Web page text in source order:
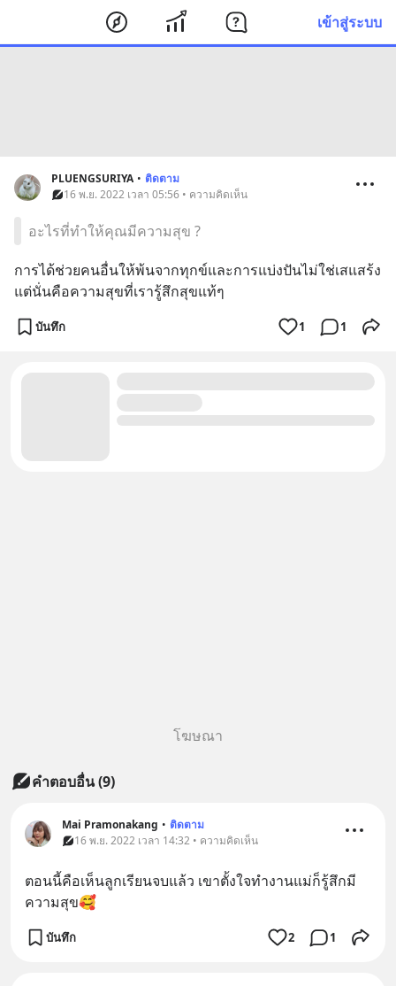
เข้าสู่ระบบ
PLUENGSURIYA • ติดตาม
16 พ.ย. 2022 เวลา 05:56 • ความคิดเห็น
อะไรที่ทำให้คุณมีความสุข ?
การได้ช่วยคนอื่นให้พ้นจากทุกข์และการแบ่งปันไม่ใช่เสแสร้ง
แต่นั่นคือความสุขที่เรารู้สึกสุขแท้ๆ
บันทึก 1 1
โฆษณา
คำตอบอื่น(9)
Mai Pramonakang • ติดตาม
16 พ.ย. 2022 เวลา 14:32 • ความคิดเห็น
ตอนนี้คือเห็นลูกเรียนจบแล้ว เขาตั้งใจทำงานแม่ก็รู้สึกมี
ความสุข🥰
บันทึก 2 1